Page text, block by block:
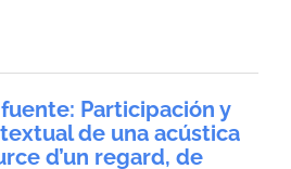
Participación y
de una acústica
d’un regard, de